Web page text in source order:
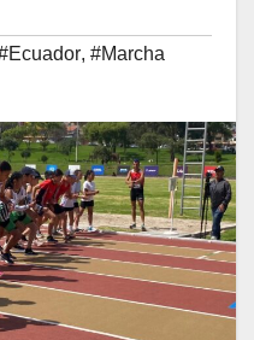
, #Marcha